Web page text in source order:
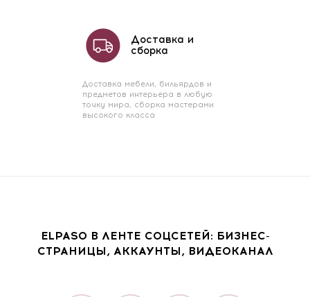
Доставка и
сборка
Доставка мебели, бильярдов и
предметов интерьера в любую
точку мира, сборка мастерами
высокого класса
ELPASO В ЛЕНТЕ СОЦСЕТЕЙ: БИЗНЕС-
СТРАНИЦЫ, АККАУНТЫ, ВИДЕОКАНАЛ